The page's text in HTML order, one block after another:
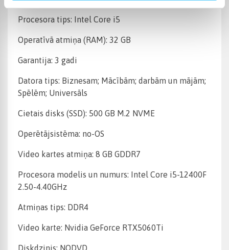
Procesora tips: Intel Core i5
Operatīvā atmiņa (RAM): 32 GB
Garantija: 3 gadi
Datora tips: Biznesam; Mācībām; darbām un mājām;
Spēlēm; Universāls
Cietais disks (SSD): 500 GB M.2 NVME
Operētājsistēma: no-OS
Video kartes atmiņa: 8 GB GDDR7
Procesora modelis un numurs: Intel Core i5-12400F
2.50-4.40GHz
Atmiņas tips: DDR4
Video karte: Nvidia GeForce RTX5060Ti